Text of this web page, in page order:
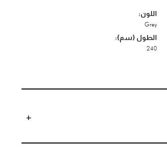
اللون:
Grey
الطول (سم):
240